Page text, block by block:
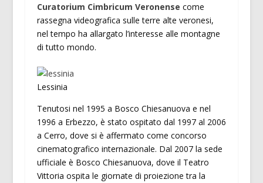
Curatorium Cimbricum Veronense come
rassegna videografica sulle terre alte veronesi,
nel tempo ha allargato l’interesse alle montagne
di tutto mondo.
Lessinia
Tenutosi nel 1995 a Bosco Chiesanuova e nel
1996 a Erbezzo, è stato ospitato dal 1997 al 2006
a Cerro, dove si è affermato come concorso
cinematografico internazionale. Dal 2007 la sede
ufficiale è Bosco Chiesanuova, dove il Teatro
Vittoria ospita le giornate di proiezione tra la